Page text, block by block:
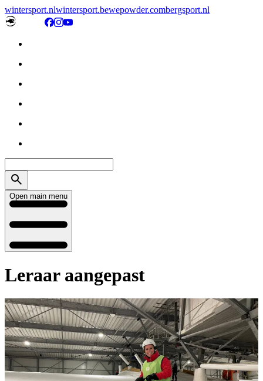
wintersport.nlwintersport.bewepowder.combergsport.nl
Open main menu
Leraar aangepast